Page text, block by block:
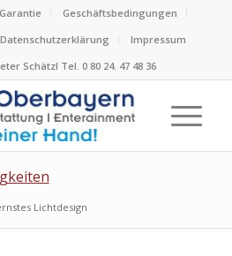
Geschäftsbedingungen
Datenschutzerklärung
Impressum
Schätzl Tel. 0 80 24. 47 48 36
Lichtdesign